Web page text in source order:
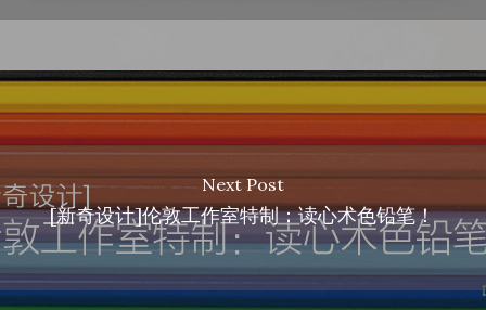
Next Post
[新奇设计]伦敦工作室特制：读心术色铅笔！